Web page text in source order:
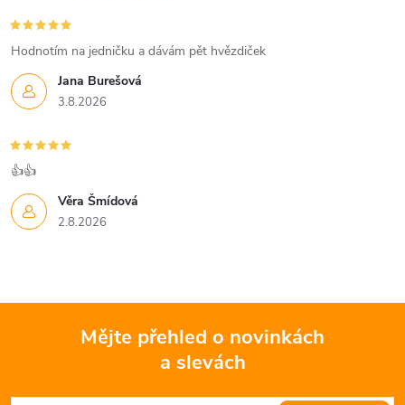
v
k
y
v
ý
p
s
Jana Burešová
3.8.2026
Hodnotím na jedničku a dávám pět hvězdiček
Věra Šmídová
2.8.2026
👍👍
Mějte přehled o novinkách
a slevách